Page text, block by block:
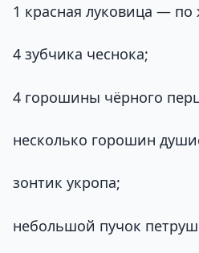
1 красная луковица —
4 зубчика чеснока;
4 горошины чёрного
несколько горошин
зонтик укропа;
небольшой пучок